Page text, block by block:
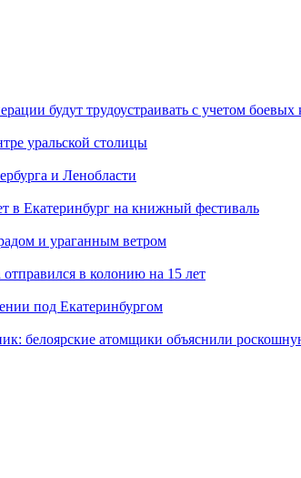
будут трудоустраивать с учетом боевых
уральской столицы
и Ленобласти
в Екатеринбург на книжный фестиваль
и ураганным ветром
в колонию на 15 лет
под Екатеринбургом
белоярские атомщики объяснили